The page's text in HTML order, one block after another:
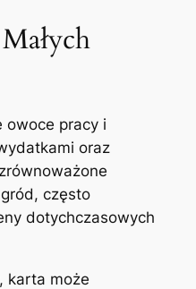
pracy i
oraz
często
dotychczasowych
karta może